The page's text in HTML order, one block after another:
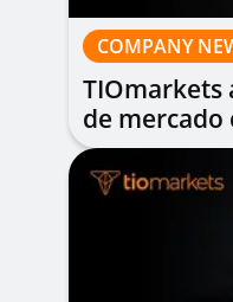
COMPANY
TIOmarkets
de mercado
nuevas